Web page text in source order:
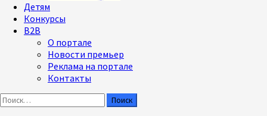
Детям
Конкурсы
B2B
О портале
Новости премьер
Реклама на портале
Контакты
Найти: